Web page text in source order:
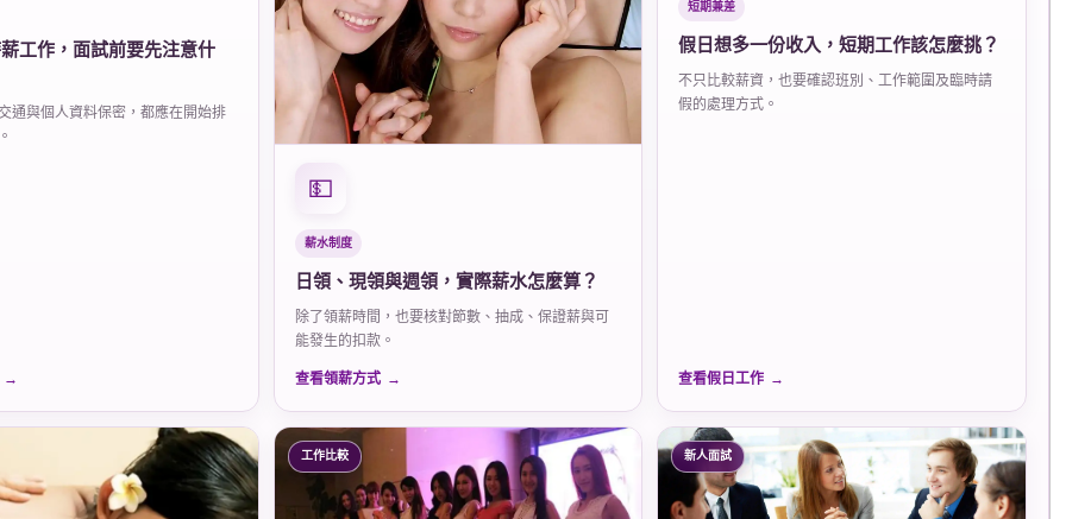
工作，面試前要先注意什
通與個人資料保密，都應在開始排
💵
薪水制度
日領、現領與週領，實際薪水怎麼算？
除了領薪時間，也要核對節數、抽成、保證薪與可
能發生的扣款。
查看領薪方式
短期兼差
假日想多一份收入，短期工作該怎麼挑？
不只比較薪資，也要確認班別、工作範圍及臨時請
假的處理方式。
查看假日工作
工作比較 新人面試